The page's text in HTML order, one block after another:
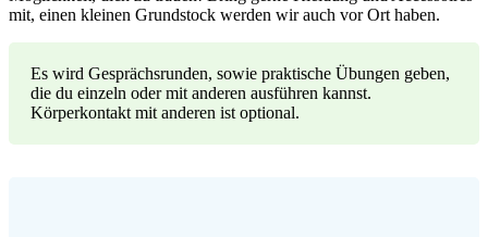
mit, einen kleinen Grundstock werden wir auch vor Ort haben.
Es wird Gesprächsrunden, sowie praktische Übungen geben,
die du einzeln oder mit anderen ausführen kannst.
Körperkontakt mit anderen ist optional.